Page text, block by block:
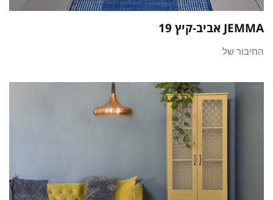
JEMMA אביב-קיץ 19
החיבור של